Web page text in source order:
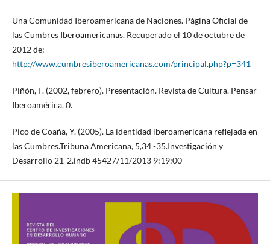
Una Comunidad Iberoamericana de Naciones. Página Oficial de
las Cumbres Iberoamericanas. Recuperado el 10 de octubre de
2012 de:
http://www.cumbresiberoamericanas.com/principal.php?p=341
Piñón, F. (2002, febrero). Presentación. Revista de Cultura. Pensar
Iberoamérica, 0.
Pico de Coaña, Y. (2005). La identidad iberoamericana reflejada en
las Cumbres.Tribuna Americana, 5,34 -35.Investigación y
Desarrollo 21-2.indb 45427/11/2013 9:19:00